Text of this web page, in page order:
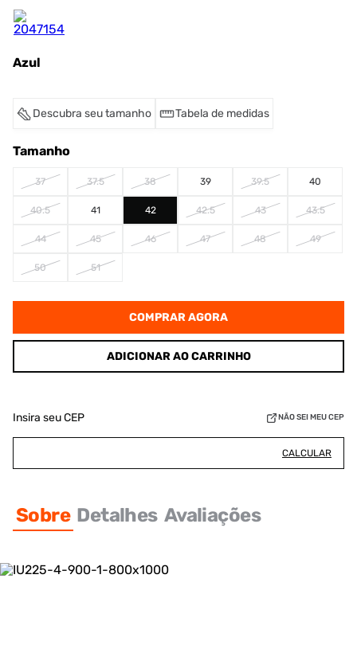
Azul
Descubra seu tamanho Tabela de medidas
Tamanho
37 37.5 38 39 39.5 40
40.5 41 42 42.5 43 43.5
44 45 46 47 48 49
50 51
COMPRAR AGORA
ADICIONAR AO CARRINHO
Insira seu CEP NÃO SEI MEU CEP
CALCULAR
Sobre Detalhes Avaliações